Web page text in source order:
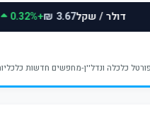
דולר / שקל3.67 ₪
+0.32%